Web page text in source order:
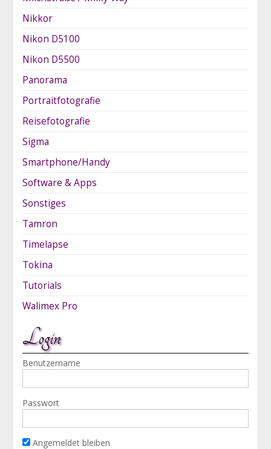
Nikkor
Nikon D5100
Nikon D5500
Panorama
Portraitfotografie
Reisefotografie
Sigma
Smartphone/Handy
Software & Apps
Sonstiges
Tamron
Timelapse
Tokina
Tutorials
Walimex Pro
Login
Benutzername
Passwort
Angemeldet bleiben